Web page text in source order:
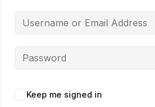
Keep me signed in